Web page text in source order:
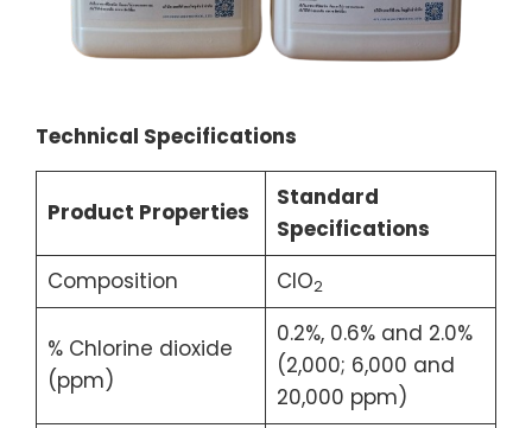
Technical Specifications
Product Properties
Standard
Specifications
Composition
ClO2
% Chlorine dioxide
(ppm)
0.2%, 0.6% and 2.0%
(2,000; 6,000 and
20,000 ppm)